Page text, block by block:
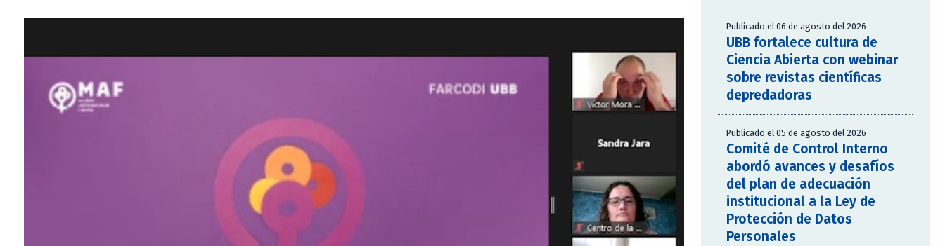
Publicado el 06 de agosto del 2026
UBB fortalece cultura de
Ciencia Abierta con webinar
sobre revistas científicas
depredadoras
Publicado el 05 de agosto del 2026
Comité de Control Interno
abordó avances y desafíos
del plan de adecuación
institucional a la Ley de
Protección de Datos
Personales